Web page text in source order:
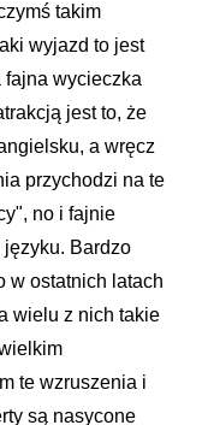
takim
wyjazd to jest
fajna wycieczka
jest to, że
a wręcz
przychodzi na te
no i fajnie
języku. Bardzo
w ostatnich latach
wielu z nich takie
te wzruszenia i
są nasycone